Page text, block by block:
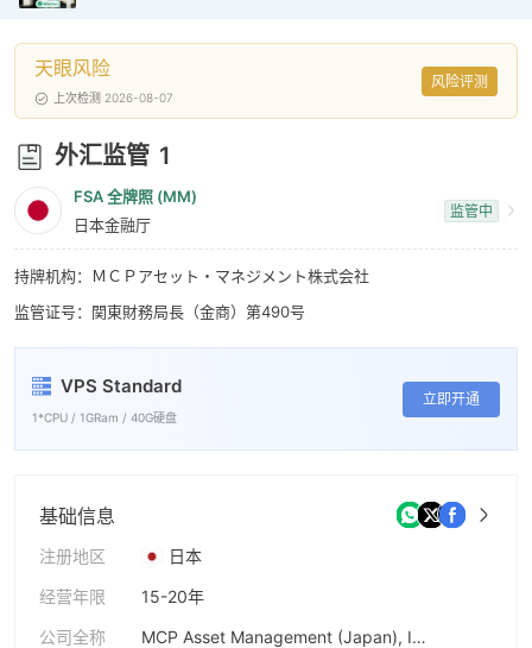
7
8
9
7
8
9
天眼风险
上次检测 2026-08-07
风险评测
外汇监管 1
FSA 全牌照 (MM)
日本金融厅
监管中
持牌机构：ＭＣＰアセット・マネジメント株式会社
监管证号：関東財務局長（金商）第490号
VPS Standard
1*CPU / 1GRam / 40G硬盘
立即开通
基础信息
注册地区
日本
经营年限
15-20年
公司全称
MCP Asset Management (Japan), Inc.